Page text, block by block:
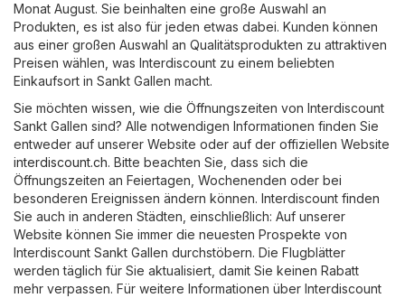
Monat August. Sie beinhalten eine große Auswahl an
Produkten, es ist also für jeden etwas dabei. Kunden können
aus einer großen Auswahl an Qualitätsprodukten zu attraktiven
Preisen wählen, was Interdiscount zu einem beliebten
Einkaufsort in Sankt Gallen macht.
Sie möchten wissen, wie die Öffnungszeiten von Interdiscount
Sankt Gallen sind? Alle notwendigen Informationen finden Sie
entweder auf unserer Website oder auf der offiziellen Website
interdiscount.ch. Bitte beachten Sie, dass sich die
Öffnungszeiten an Feiertagen, Wochenenden oder bei
besonderen Ereignissen ändern können. Interdiscount finden
Sie auch in anderen Städten, einschließlich: Auf unserer
Website können Sie immer die neuesten Prospekte von
Interdiscount Sankt Gallen durchstöbern. Die Flugblätter
werden täglich für Sie aktualisiert, damit Sie keinen Rabatt
mehr verpassen. Für weitere Informationen über Interdiscount